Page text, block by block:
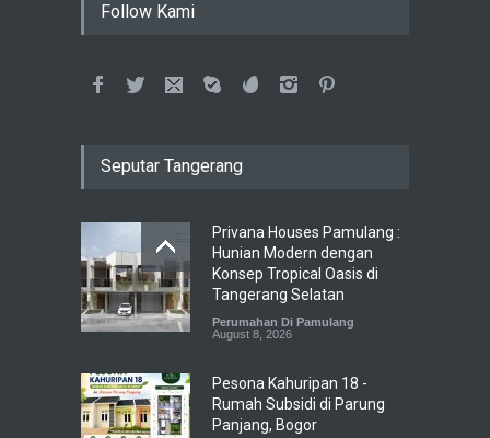
Follow Kami
Seputar Tangerang
Privana Houses Pamulang :
Hunian Modern dengan
Konsep Tropical Oasis di
Tangerang Selatan
Perumahan Di Pamulang
August 8, 2026
Pesona Kahuripan 18 -
Rumah Subsidi di Parung
Panjang, Bogor